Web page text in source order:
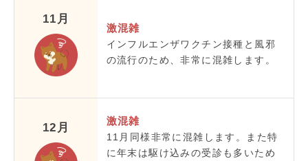
11月
激混雑
インフルエンザワクチン接種と風邪
の流行のため、非常に混雑します。
12月
激混雑
11月同様非常に混雑します。また特
に年末は駆け込みの受診も多いため